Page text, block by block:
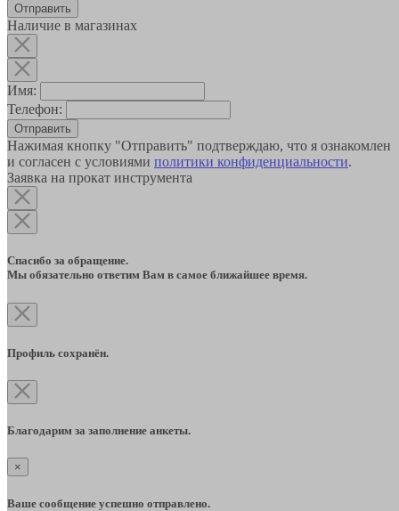
Наличие в магазинах
Имя:
Телефон:
Отправить
Нажимая кнопку "Отправить" подтверждаю, что я ознакомлен
и согласен с условиями политики конфиденциальности.
Заявка на прокат инструмента
Спасибо за обращение.
Мы обязательно ответим Вам в самое ближайшее время.
Профиль сохранён.
Благодарим за заполнение анкеты.
×
Ваше сообщение успешно отправлено.